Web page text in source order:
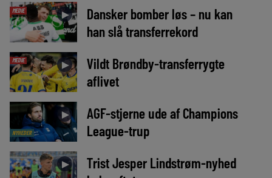
MEDIE ►
Dansker bomber løs – nu kan
han slå transferrekord
MEDIE ►
Vildt Brøndby-transferrygte
aflivet
NYHEDER
►
AGF-stjerne ude af Champions
League-trup
►
Trist Jesper Lindstrøm-nyhed